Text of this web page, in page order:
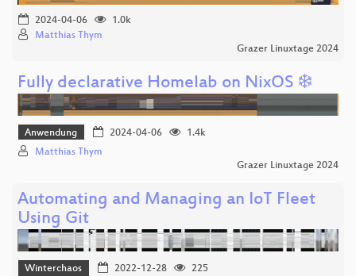
2024-04-06
1.0k
Matthias Thym
Grazer Linuxtage 2024
Fully declarative Homelab on NixOS ❄️
Anwendung 2024-04-06
1.4k
Matthias Thym
Grazer Linuxtage 2024
Automating and Managing an IoT Fleet
Using Git
Winterchaos 2022-12-28
225